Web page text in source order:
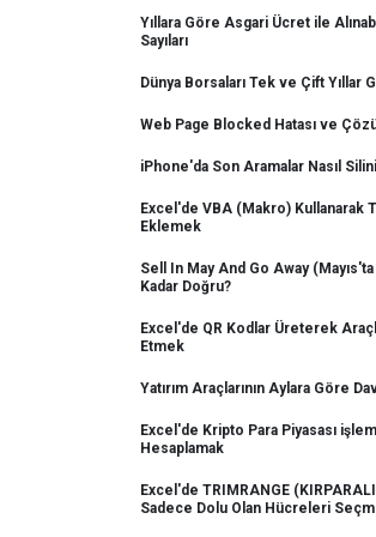
Yıllara Göre Asgari Ücret ile
Sayıları
Dünya Borsaları Tek ve Çift Yıllar
Web Page Blocked Hatası ve
iPhone'da Son Aramalar Nasıl
Excel'de VBA (Makro) Kullanarak
Eklemek
Sell In May And Go Away
Kadar Doğru?
Excel'de QR Kodlar Üreterek
Etmek
Yatırım Araçlarının Aylara Göre
Excel'de Kripto Para Piyasası
Hesaplamak
Excel'de TRIMRANGE
Sadece Dolu Olan Hücreleri